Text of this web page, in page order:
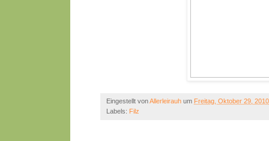
Eingestellt vonAllerleirauh um Freitag, Oktober 29, 2010
Labels: Filz